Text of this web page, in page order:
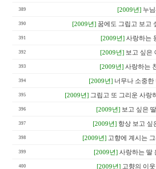
389 [2009년] 누
390 [2009년] 꿈에도 그립고 보고
391 [2009년] 사랑하는
392 [2009년] 보고 싶은
393 [2009년] 사랑하는
394 [2009년] 너무나 소중한
395 [2009년] 그립고 또 그리운 사랑
396 [2009년] 보고 싶은
397 [2009년] 항상 보고 싶
398 [2009년] 고향에 계시는
399 [2009년] 사랑하는 딸
400 [2009년] 고향의 이